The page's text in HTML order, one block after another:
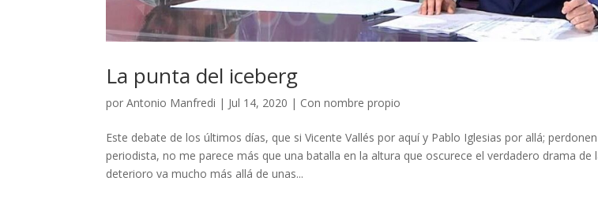
La punta del iceberg
porAntonio Manfredi | Jul 14, 2020 | Con nombre propio
Este debate de los últimos días, que si Vicente Vallés por aquí y Pablo Iglesias por allá;
periodista, no me parece más que una batalla en la altura que oscurece el verdadero drama de
deterioro va mucho más allá de unas...